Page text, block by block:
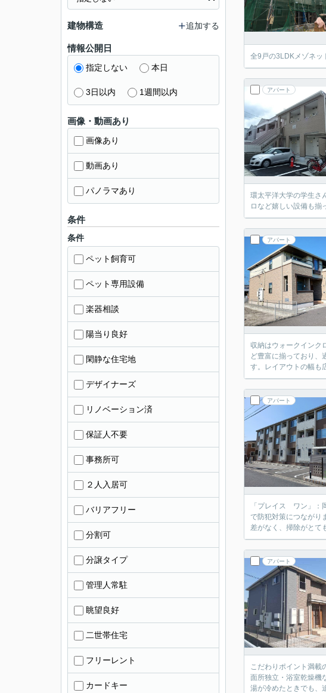
全9戸の3LDKメゾネッ
アパート
環太平洋大学の学生さ
ロなど嬉しい設備も揃
アパート
収納はウォークインク
ど豊富に揃っており、
す。レイアウトの幅も
アパート
「プレイス ワン」：
で防犯対策につながり
差がなく、掃除がとて
アパート
こだわりポイント満載
面所独立・浴室乾燥機
湯が冷めたときでも、
建物構造 追加する
情報公開日
指定しない 本日
3日以内 1週間以内
画像・動画あり
画像あり
動画あり
パノラマあり
条件
条件
ペット飼育可
ペット専用設備
楽器相談
陽当り良好
閑静な住宅地
デザイナーズ
リノベーション済
保証人不要
事務所可
２人入居可
バリアフリー
分割可
分譲タイプ
管理人常駐
眺望良好
二世帯住宅
フリーレント
カードキー